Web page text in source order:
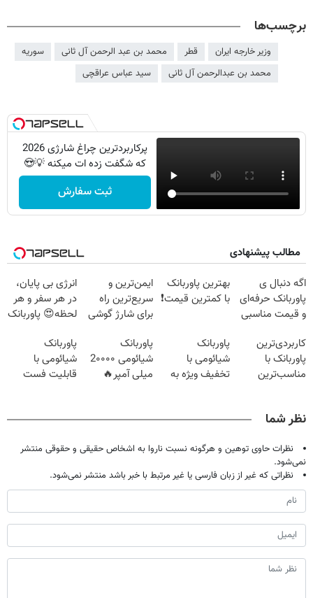
برچسب‌ها
وزیر خارجه ایران قطر محمد بن عبد الرحمن آل ثانی
سوریه
محمد بن عبدالرحمن آل ثانی
سید عباس عراقچی
پرکاربردترین چراغ شارژی 2026
که شگفت زده ات میکنه 💡😍
ثبت سفارش
مطالب پیشنهادی
اگه دنبال ی
پاوربانک حرفه‌ای
و قیمت مناسبی
دست نده👌🏻
بهترین پاوربانک
با کمترین قیمت❗
ایمن‌ترین و
سریع‌ترین راه
برای شارژ گوشی
انرژی بی پایان،
در هر سفر و هر
لحظه😍 پاوربانک
تخفیف ویژه🔥
کاربردی‌ترین
پاوربانک با
مناسب‌ترین
پاوربانک
شیائومی با
تخفیف ویژه به
پاوربانک
شیائومی 2۰۰۰۰
میلی آمپر🔥
منزل)
پاوربانک
شیائومی با
قابلیت فست
نظر شما
نظرات حاوی توهین و هرگونه نسبت ناروا به اشخاص حقیقی و حقوقی منتشر
نمی‌شود.
نظراتی که غیر از زبان فارسی یا غیر مرتبط با خبر باشد منتشر نمی‌شود.